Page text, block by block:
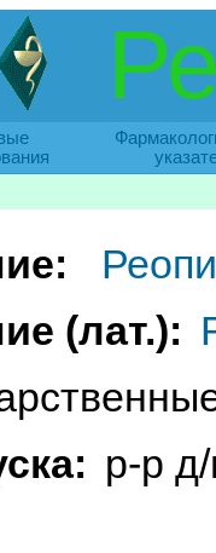
(лат.):
р-р